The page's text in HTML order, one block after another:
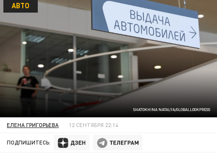
SHATOKHINA NATALYA/GLOBALLOOKPRESS
АВТО
ЕЛЕНА ГРИГОРЬЕВА 12 СЕНТЯБРЯ 22:14
ПОДПИШИТЕСЬ: